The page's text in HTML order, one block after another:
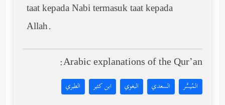
taat kepada Nabi termasuk taat kepada
Allah.
Arabic explanations of the Qur’an:
المُيسَّر السعدي البغوي ابن كثير الطبري